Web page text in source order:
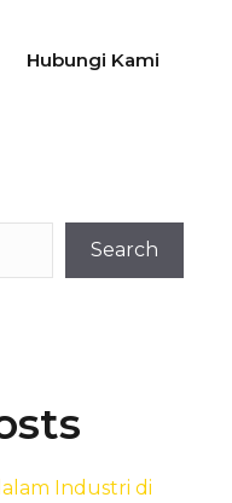
Hubungi Kami
Search
Industri di